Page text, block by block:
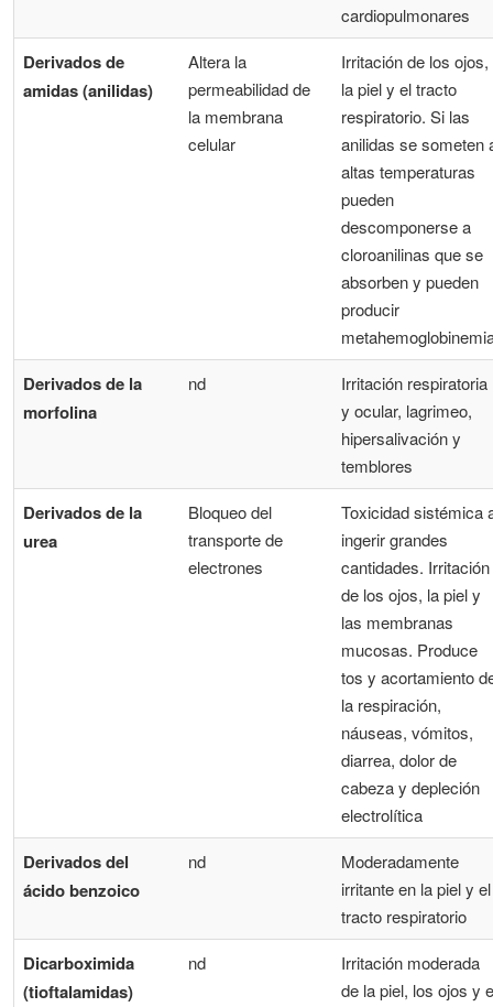
cardiopulmonares
Derivados de
amidas (anilidas)
Altera la
permeabilidad de
la membrana
celular
Irritación de los ojos,
la piel y el tracto
respiratorio. Si las
anilidas se someten
altas temperaturas
pueden
descomponerse a
cloroanilinas que se
absorben y pueden
producir
Derivados de la
morfolina
nd
Irritación respiratoria
y ocular, lagrimeo,
hipersalivación y
temblores
Derivados de la
urea
Bloqueo del
transporte de
electrones
Toxicidad sistémica
ingerir grandes
cantidades. Irritación
de los ojos, la piel y
las membranas
mucosas. Produce
tos y acortamiento
la respiración,
náuseas, vómitos,
diarrea, dolor de
cabeza y depleción
electrolítica
Derivados del
ácido benzoico
nd
Moderadamente
irritante en la piel y el
tracto respiratorio
Dicarboximida
(tioftalamidas)
nd
Irritación moderada
de la piel, los ojos y